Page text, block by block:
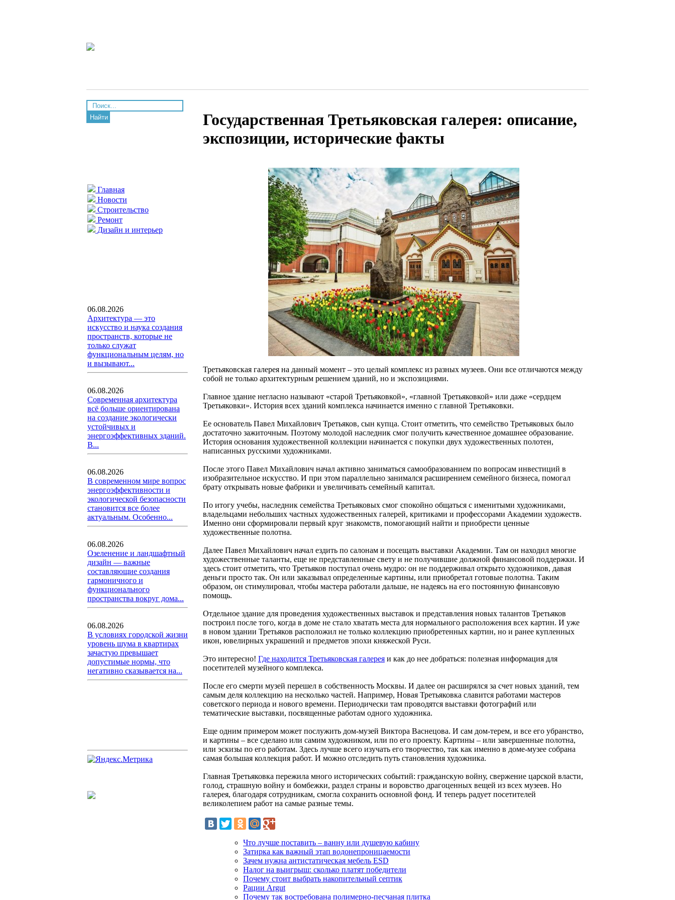
Найти
Главная
Новости
Строительство
Ремонт
Дизайн и интерьер
06.08.2026
Архитектура — это
искусство и наука создания
пространств, которые не
только служат
функциональным целям, но
и вызывают...
06.08.2026
Современная архитектура
всё больше ориентирована
на создание экологически
устойчивых и
энергоэффективных зданий.
В...
06.08.2026
В современном мире вопрос
энергоэффективности и
экологической безопасности
становится все более
актуальным. Особенно...
06.08.2026
Озеленение и ландшафтный
дизайн — важные
составляющие создания
гармоничного и
функционального
пространства вокруг дома...
06.08.2026
В условиях городской жизни
уровень шума в квартирах
зачастую превышает
допустимые нормы, что
негативно сказывается на...
Государственная Третьяковская галерея: описание,
экспозиции, исторические факты
Третьяковская галерея на данный момент – это целый комплекс из разных музеев. Они все отличаются между
собой не только архитектурным решением зданий, но и экспозициями.
Главное здание негласно называют «старой Третьяковкой», «главной Третьяковкой» или даже «сердцем
Третьяковки». История всех зданий комплекса начинается именно с главной Третьяковки.
Ее основатель Павел Михайлович Третьяков, сын купца. Стоит отметить, что семейство Третьяковых было
достаточно зажиточным. Поэтому молодой наследник смог получить качественное домашнее образование.
История основания художественной коллекции начинается с покупки двух художественных полотен,
написанных русскими художниками.
После этого Павел Михайлович начал активно заниматься самообразованием по вопросам инвестиций в
изобразительное искусство. И при этом параллельно занимался расширением семейного бизнеса, помогал
брату открывать новые фабрики и увеличивать семейный капитал.
По итогу учебы, наследник семейства Третьяковых смог спокойно общаться с именитыми художниками,
владельцами небольших частных художественных галерей, критиками и профессорами Академии художеств.
Именно они сформировали первый круг знакомств, помогающий найти и приобрести ценные
художественные полотна.
Далее Павел Михайлович начал ездить по салонам и посещать выставки Академии. Там он находил многие
художественные таланты, еще не представленные свету и не получившие должной финансовой поддержки. И
здесь стоит отметить, что Третьяков поступал очень мудро: он не поддерживал открыто художников, давая
деньги просто так. Он или заказывал определенные картины, или приобретал готовые полотна. Таким
образом, он стимулировал, чтобы мастера работали дальше, не надеясь на его постоянную финансовую
помощь.
Отдельное здание для проведения художественных выставок и представления новых талантов Третьяков
построил после того, когда в доме не стало хватать места для нормального расположения всех картин. И уже
в новом здании Третьяков расположил не только коллекцию приобретенных картин, но и ранее купленных
икон, ювелирных украшений и предметов эпохи княжеской Руси.
Это интересно! Где находится Третьяковская галерея и как до нее добраться: полезная информация для
посетителей музейного комплекса.
После его смерти музей перешел в собственность Москвы. И далее он расширялся за счет новых зданий, тем
самым деля коллекцию на несколько частей. Например, Новая Третьяковка славится работами мастеров
советского периода и нового времени. Периодически там проводятся выставки фотографий или
тематические выставки, посвященные работам одного художника.
Еще одним примером может послужить дом-музей Виктора Васнецова. И сам дом-терем, и все его убранство,
и картины – все сделано или самим художником, или по его проекту. Картины – или завершенные полотна,
или эскизы по его работам. Здесь лучше всего изучать его творчество, так как именно в доме-музее собрана
самая большая коллекция работ. И можно отследить путь становления художника.
Главная Третьяковка пережила много исторических событий: гражданскую войну, свержение царской власти,
голод, страшную войну и бомбежки, раздел страны и воровство драгоценных вещей из всех музеев. Но
галерея, благодаря сотрудникам, смогла сохранить основной фонд. И теперь радует посетителей
великолепием работ на самые разные темы.
Что лучше поставить – ванну или душевую кабину
Затирка как важный этап водонепроницаемости
Зачем нужна антистатическая мебель ESD
Налог на выигрыш: сколько платят победители
Почему стоит выбрать накопительный септик
Рации Argut
Почему так востребована полимерно-песчаная плитка